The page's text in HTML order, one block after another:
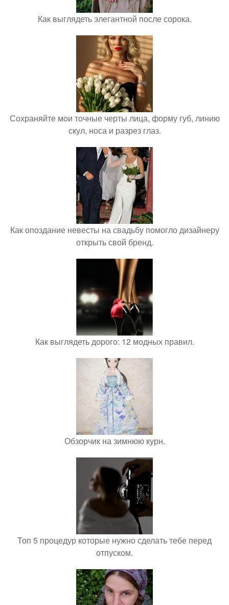
Как выглядеть элегантной после сорока.
Сохраняйте мои точные черты лица, форму губ, линию
скул, носа и разрез глаз.
Как опоздание невесты на свадьбу помогло дизайнеру
открыть свой бренд.
Как выглядеть дорого: 12 модных правил.
Обзорчик на зимнюю курн.
Топ 5 процедур которые нужно сделать тебе перед
отпуском.